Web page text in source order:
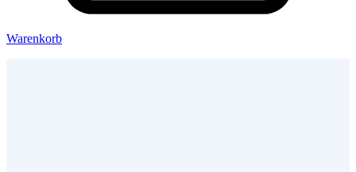
Warenkorb